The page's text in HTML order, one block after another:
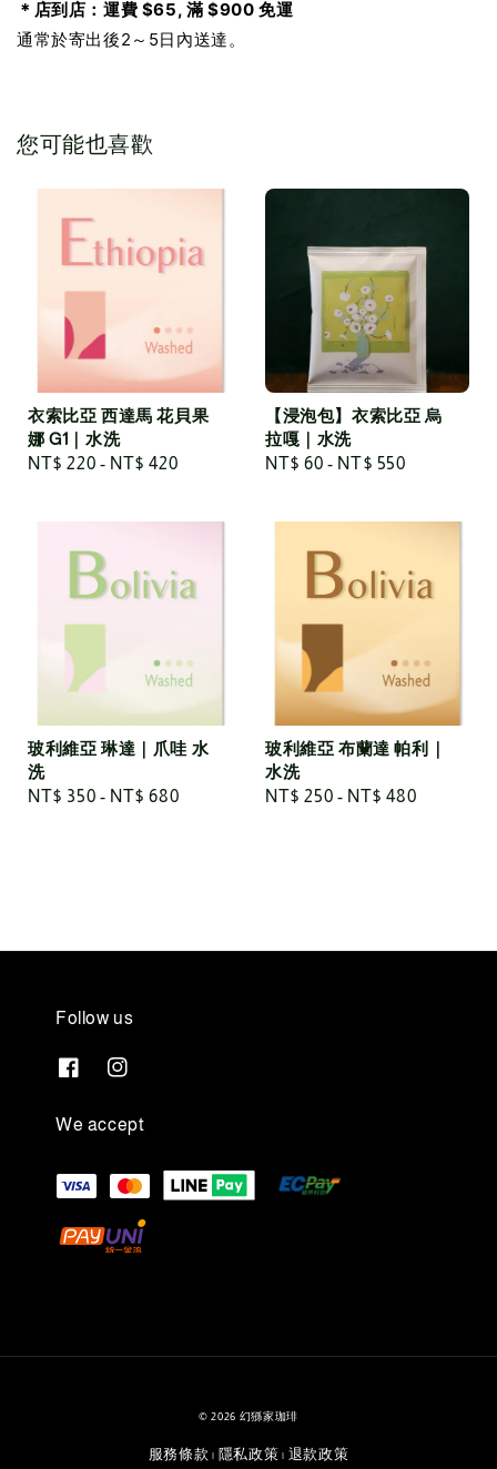
＊店到店：運費 $65, 滿 $900 免運
通常於寄出後2～5日內送達。
您可能也喜歡
衣索比亞 西達馬 花貝果
娜 G1｜水洗
Regular
NT$ 220 - NT$ 420
【浸泡包】衣索比亞 烏
拉嘎｜水洗
Regular
NT$ 60 - NT$ 550
玻利維亞 琳達｜爪哇 水
洗
Regular
NT$ 350 - NT$ 680
玻利維亞 布蘭達 帕利｜
水洗
Regular
NT$ 250 - NT$ 480
Follow us
We accept
© 2026 幻猻家珈琲
服務條款 | 隱私政策 | 退款政策